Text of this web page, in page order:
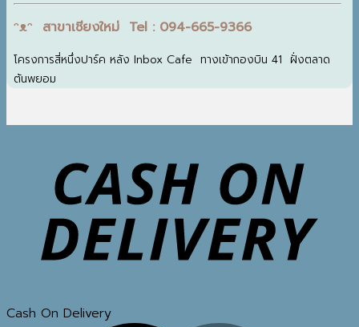
ᵔᴥᵔ สาขาเชียงใหม่ Tel : 094-665-9366
โครงการสี่หนึ่งปาร์ค หลัง Inbox Cafe ทางเข้ากองบิน 41 ฝั่งตลาด
ต้นพยอม
Cash On Delivery